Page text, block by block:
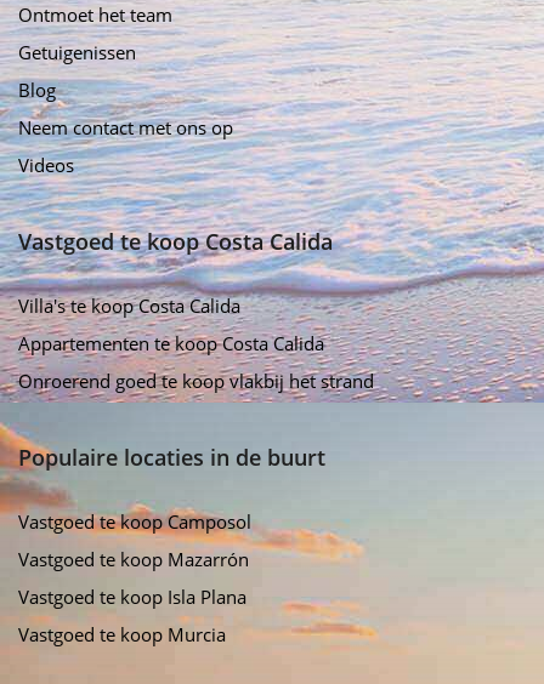
Ontmoet het team
Getuigenissen
Blog
Neem contact met ons op
Videos
Vastgoed te koop Costa Calida
Villa's te koop Costa Calida
Appartementen te koop Costa Calida
Onroerend goed te koop vlakbij het strand
Populaire locaties in de buurt
Vastgoed te koop Camposol
Vastgoed te koop Mazarrón
Vastgoed te koop Isla Plana
Vastgoed te koop Murcia